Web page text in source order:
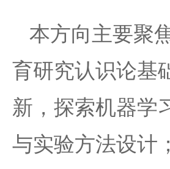
本方向主要聚
育研究认识论基
新，探索机器学
与实验方法设计